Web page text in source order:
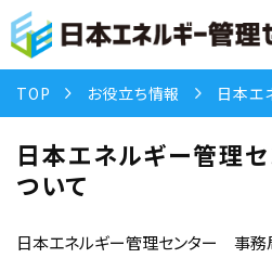
TOP お役立ち情報
日本エネルギー管理
ついて
日本エネルギー管理センター 事務